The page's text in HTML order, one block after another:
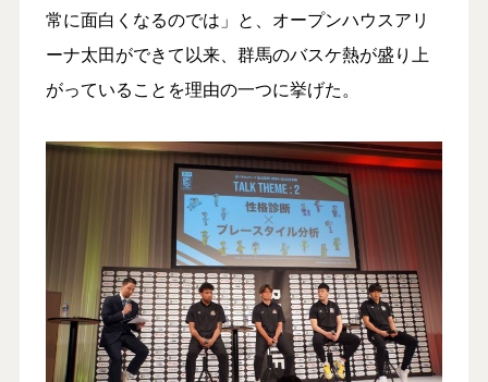
常に面白くなるのでは」と、オープンハウスアリ
ーナ太田ができて以来、群馬のバスケ熱が盛り上
がっていることを理由の一つに挙げた。